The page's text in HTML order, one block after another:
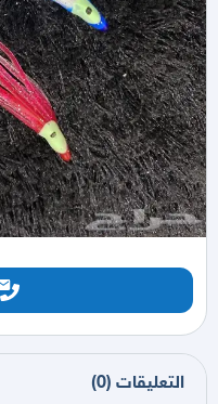
التعليقات (
0
)